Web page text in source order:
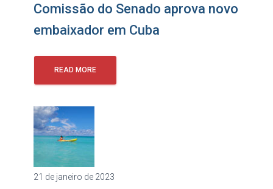
Comissão do Senado aprova novo
embaixador em Cuba
READ MORE
21 de janeiro de 2023